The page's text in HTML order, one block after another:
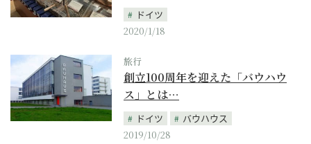
ドイツ
2020/1/18
旅行
創立100周年を迎えた「バウハウ
ス」とは…
ドイツ
バウハウス
2019/10/28